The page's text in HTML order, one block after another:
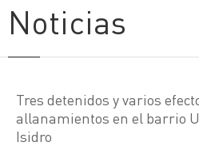
Noticias
Tres detenidos y varios
allanamientos en el barrio
Isidro